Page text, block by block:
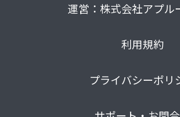
運営：株式会社アプル
利用規約
プライバシーポリ